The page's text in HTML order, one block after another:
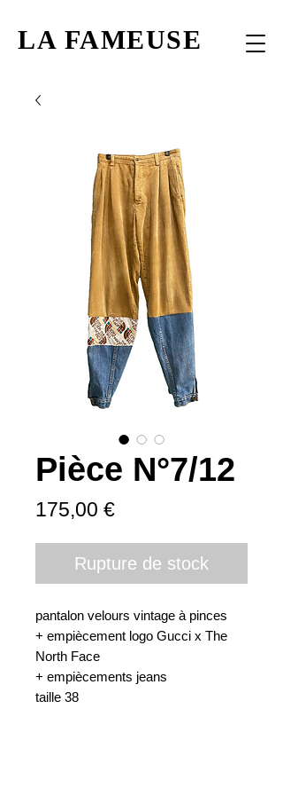
LA FAMEUSE
Pièce N°7/12
175,00 €Prix
Rupture de stock
pantalon velours vintage à pinces
+ empiècement logo Gucci x The
North Face
+ empiècements jeans
taille 38